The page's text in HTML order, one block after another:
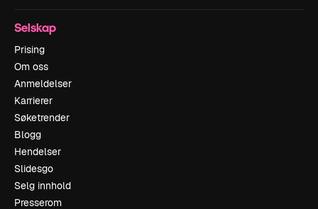
Selskap
Prising
Om oss
Anmeldelser
Karrierer
Søketrender
Blogg
Hendelser
Slidesgo
Selg innhold
Presserom